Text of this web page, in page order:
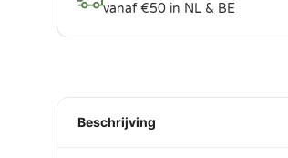
vanaf €50 in NL & BE
Beschrijving